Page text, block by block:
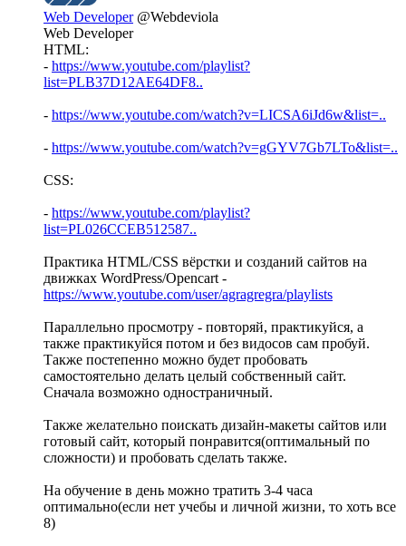
Web Developer @Webdeviola
Web Developer
HTML:
- https://www.youtube.com/playlist?
list=PLB37D12AE64DF8..
- https://www.youtube.com/watch?v=LICSA6iJd6w&list=..
- https://www.youtube.com/watch?v=gGYV7Gb7LTo&list=..
CSS:
- https://www.youtube.com/playlist?
list=PL026CCEB512587..
Практика HTML/CSS вёрстки и созданий сайтов на
движках WordPress/Opencart -
https://www.youtube.com/user/agragregra/playlists
Параллельно просмотру - повторяй, практикуйся, а
также практикуйся потом и без видосов сам пробуй.
Также постепенно можно будет пробовать
самостоятельно делать целый собственный сайт.
Сначала возможно одностраничный.
Также желательно поискать дизайн-макеты сайтов или
готовый сайт, который понравится(оптимальный по
сложности) и пробовать сделать также.
На обучение в день можно тратить 3-4 часа
оптимально(если нет учебы и личной жизни, то хоть все
8)